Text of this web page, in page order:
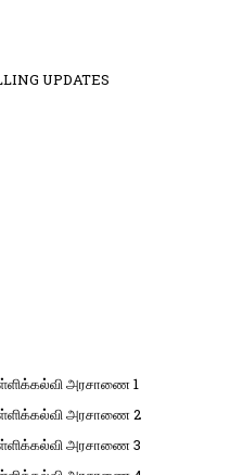
UPDATES
அரசாணை 1
அரசாணை 2
அரசாணை 3